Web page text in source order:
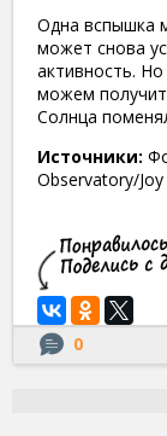
Одна вспышка
может снова
активность.
можем
Солнца
Источники:
Observatory/
0